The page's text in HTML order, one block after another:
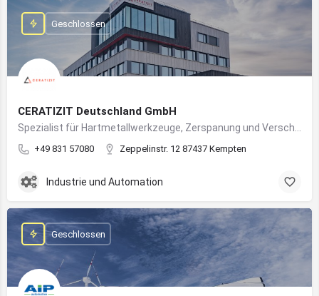
CERATIZIT Deutschland GmbH
+49 831 57080 Zeppelinstr. 12 87437 Kempten
Geschlossen
Industrie und Automation
Geschlossen